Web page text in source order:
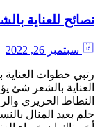
نصائح للعناية
سبتمبر 26, 2022
رتبي خطوات
العناية بالشعر شئ
النطاط الحريري
حلم بعيد المنال